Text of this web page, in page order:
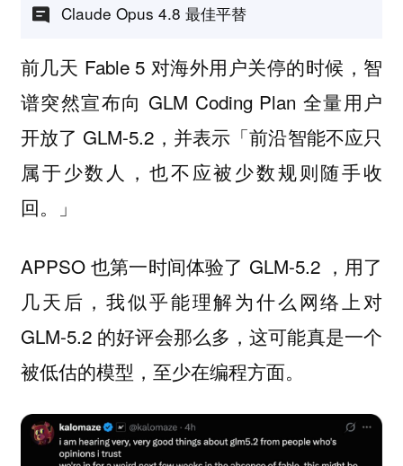
Claude Opus 4.8 最佳平替
前几天 Fable 5 对海外用户关停的时候，智
谱突然宣布向 GLM Coding Plan 全量用户
开放了 GLM-5.2，并表示「前沿智能不应只
属于少数人，也不应被少数规则随手收
回。」
APPSO 也第一时间体验了 GLM-5.2 ，用了
几天后，我似乎能理解为什么网络上对
GLM-5.2 的好评会那么多，这可能真是一个
被低估的模型，至少在编程方面。